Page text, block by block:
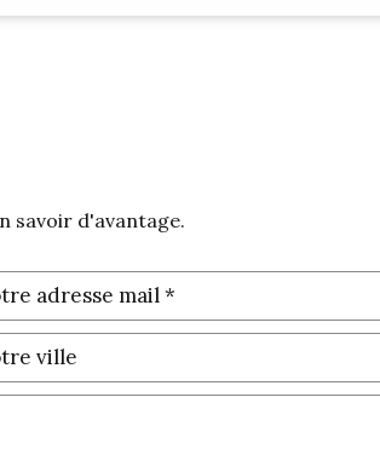
savoir d'avantage.